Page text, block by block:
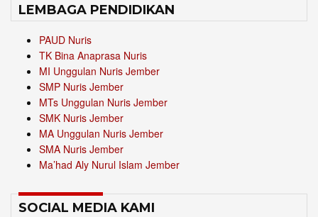
LEMBAGA PENDIDIKAN
PAUD Nuris
TK Bina Anaprasa Nuris
MI Unggulan Nuris Jember
SMP Nuris Jember
MTs Unggulan Nuris Jember
SMK Nuris Jember
MA Unggulan Nuris Jember
SMA Nuris Jember
Ma’had Aly Nurul Islam Jember
SOCIAL MEDIA KAMI